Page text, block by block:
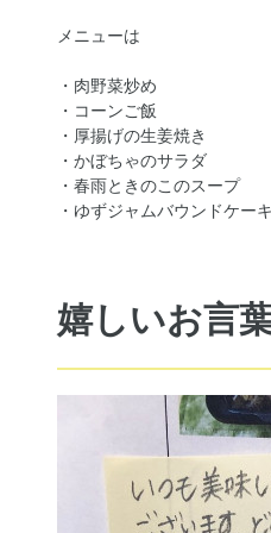
メニューは
・肉野菜炒め
・コーンご飯
・厚揚げの生姜焼き
・かぼちゃのサラダ
・春雨ときのこのスープ
・ゆずジャムバウンドケーキ
嬉しいお言